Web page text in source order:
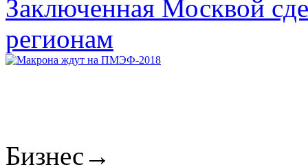
Заключенная Москвой
регионам
Бизнес →